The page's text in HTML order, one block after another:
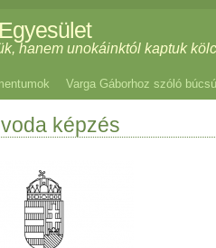
hanem unokáinktól kaptuk
Varga Gáborhoz szóló
képzés